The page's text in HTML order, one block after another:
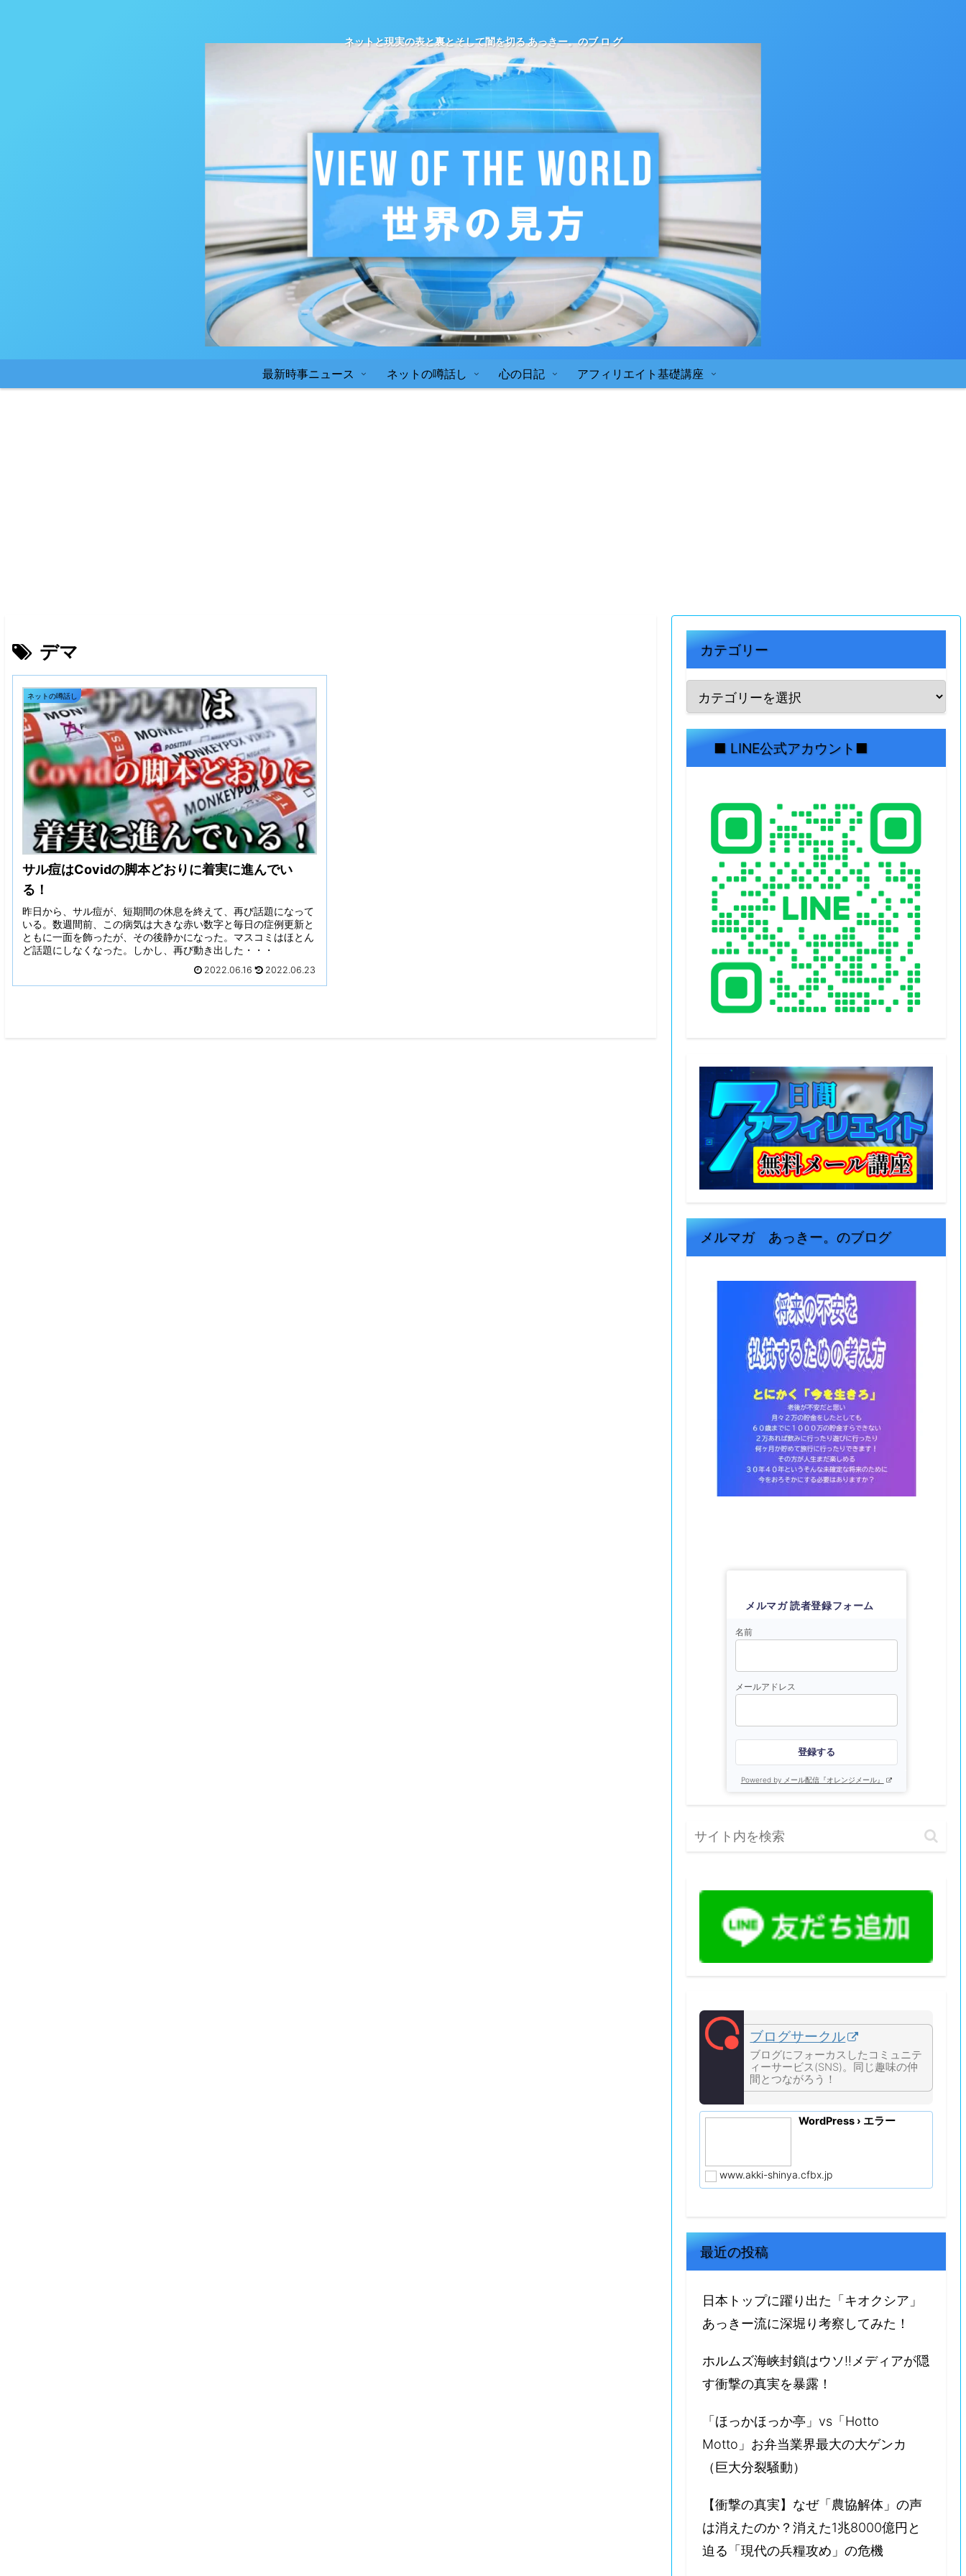
ネットと現実の表と裏とそして闇を切る あっきー。のブ ロ グ
最新時事ニュース ネットの噂話し 心の日記 アフィリエイト基礎講座
デマ
ネットの噂話し
サル痘はCovidの脚本どおりに着実に進んでい
る！
昨日から、サル痘が、短期間の休息を終えて、再び話題になって
いる。数週間前、この病気は大きな赤い数字と毎日の症例更新と
ともに一面を飾ったが、その後静かになった。マスコミはほとん
ど話題にしなくなった。しかし、再び動き出した・・・
2022.06.16 2022.06.23
カテゴリー
■ LINE公式アカウント■
メルマガ あっきー。のブログ
メルマガ 読者登録フォーム
名前
メールアドレス
登録する
Powered by メール配信『オレンジメール』
ブログサークル
ブログにフォーカスしたコミュニテ
ィーサービス(SNS)。同じ趣味の仲
間とつながろう！
WordPress › エラー
www.akki-shinya.cfbx.jp
最近の投稿
日本トップに躍り出た「キオクシア」
あっきー流に深堀り考察してみた！
ホルムズ海峡封鎖はウソ‼️メディアが隠
す衝撃の真実を暴露！
「ほっかほっか亭」vs「Hotto
Motto」お弁当業界最大の大ゲンカ
（巨大分裂騒動）
【衝撃の真実】なぜ「農協解体」の声
は消えたのか？消えた1兆8000億円と
迫る「現代の兵糧攻め」の危機